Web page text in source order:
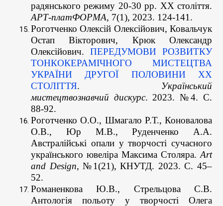
радянського режиму 20-30 рр. XХ століття.
АРТ-платФОРМА, 7(1), 2023. 124-141.
Роготченко Олексій Олексійович, Ковальчук
Остап Вікторович, Крюк Олександр
Олексійович. ПЕРЕДУМОВИ РОЗВИТКУ
ТОНКОКЕРАМІЧНОГО МИСТЕЦТВА
УКРАЇНИ ДРУГОЇ ПОЛОВИНИ ХХ
СТОЛІТТЯ. Український
мистецтвознавчий дискурс. 2023. №4. С.
88-92.
Роготченко О.О., Шмагало Р.Т., Коновалова
О.В., Юр М.В., Руденченко А.А.
Австралійські опали у творчості сучасного
українського ювеліра Максима Столяра. Art
and Design, №1(21), КНУТД. 2023. С. 45–
52.
Романенкова Ю.В., Стрельцова С.В.
Антологія польоту у творчості Олега